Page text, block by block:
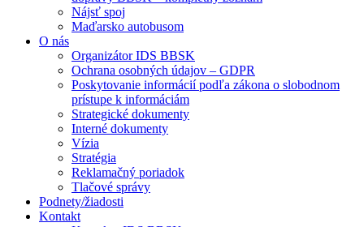
Nájsť spoj
Maďarsko autobusom
O nás
Organizátor IDS BBSK
Ochrana osobných údajov – GDPR
Poskytovanie informácií podľa zákona o slobodnom
prístupe k informáciám
Strategické dokumenty
Interné dokumenty
Vízia
Stratégia
Reklamačný poriadok
Tlačové správy
Podnety/žiadosti
Kontakt